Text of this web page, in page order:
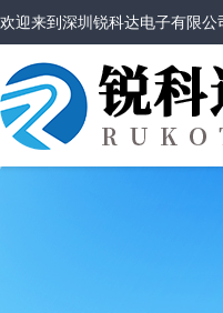
欢迎来到深圳锐科达电子有限公